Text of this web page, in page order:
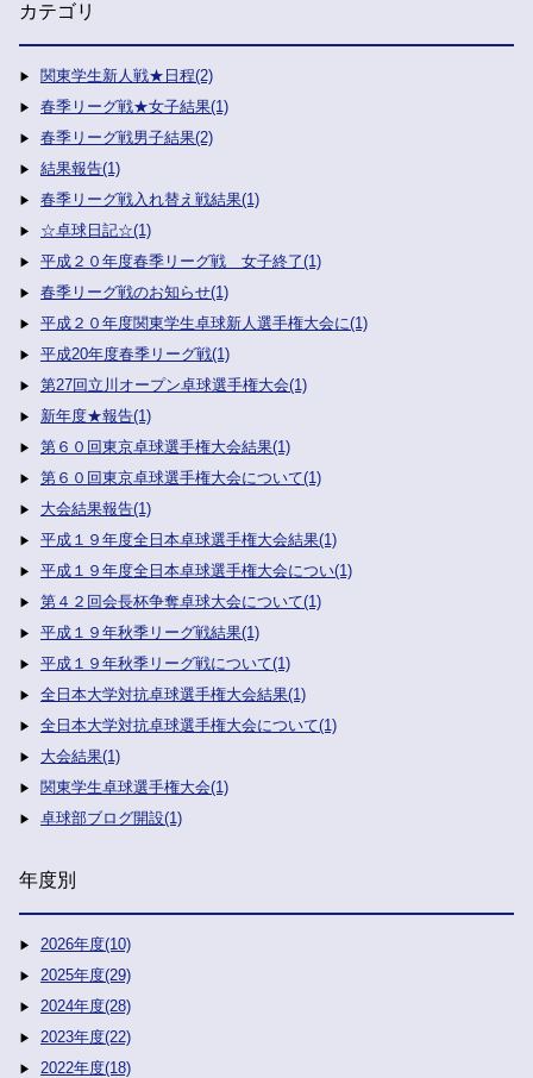
カテゴリ
関東学生新人戦★日程(2)
春季リーグ戦★女子結果(1)
春季リーグ戦男子結果(2)
結果報告(1)
春季リーグ戦入れ替え戦結果(1)
☆卓球日記☆(1)
平成２０年度春季リーグ戦 女子終了(1)
春季リーグ戦のお知らせ(1)
平成２０年度関東学生卓球新人選手権大会に(1)
平成20年度春季リーグ戦(1)
第27回立川オープン卓球選手権大会(1)
新年度★報告(1)
第６０回東京卓球選手権大会結果(1)
第６０回東京卓球選手権大会について(1)
大会結果報告(1)
平成１９年度全日本卓球選手権大会結果(1)
平成１９年度全日本卓球選手権大会につい(1)
第４２回会長杯争奪卓球大会について(1)
平成１９年秋季リーグ戦結果(1)
平成１９年秋季リーグ戦について(1)
全日本大学対抗卓球選手権大会結果(1)
全日本大学対抗卓球選手権大会について(1)
大会結果(1)
関東学生卓球選手権大会(1)
卓球部ブログ開設(1)
年度別
2026年度(10)
2025年度(29)
2024年度(28)
2023年度(22)
2022年度(18)